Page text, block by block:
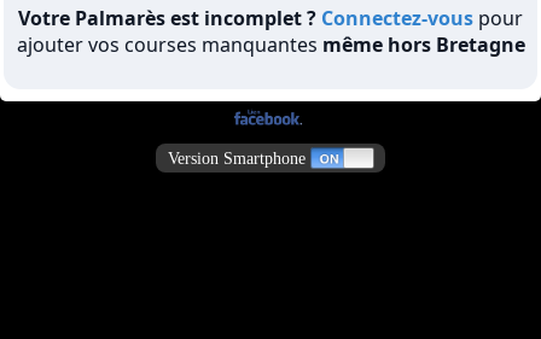
Votre Palmarès est incomplet ? Connectez-vous pour
ajouter vos courses manquantes même hors Bretagne
Version Smartphone